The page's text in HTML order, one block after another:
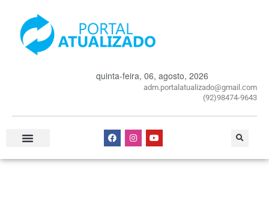
quinta-feira, 06, agosto, 2026
adm.portalatualizado@gmail.com
(92)98474-9643